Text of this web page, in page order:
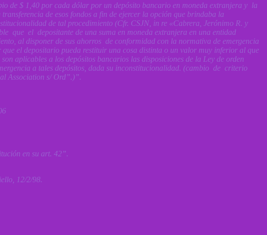
de $ 1,40 por cada dólar por un depósito bancario en moneda extranjera y la
de esos fondos a fin de ejercer la opción que brindaba la
de tal procedimiento (Cfr. CSJN, in re «Cabrera, Jerónimo R. y
que el depositante de una suma en moneda extranjera en una entidad
al disponer de sus ahorros de conformidad con la normativa de emergencia
el depositario pueda restituir una cosa distinta o un valor muy inferior al que
aplicables a los depósitos bancarios las disposiciones de la Ley de orden
a tales depósitos, dada su inconstitucionalidad. (cambio de criterio
Association s/ Ord”.)”.
en su art. 42”.
12/2/98.